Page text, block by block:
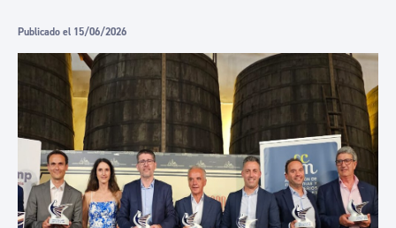
Publicado el 15/06/2026